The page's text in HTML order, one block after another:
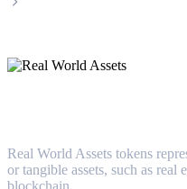
Real World Assets tokens
or tangible assets, such as real